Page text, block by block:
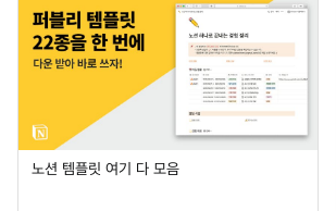
노션 템플릿 여기 다 모음